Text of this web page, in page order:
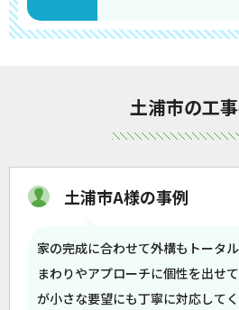
土浦市の工
土浦市A様の事例
家の完成に合わせて外構もトータ
まわりやアプローチに個性を出せ
が小さな要望にも丁寧に対応して